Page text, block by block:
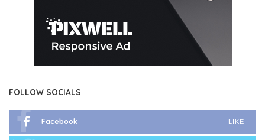
FOLLOW SOCIALS
Facebook LIKE